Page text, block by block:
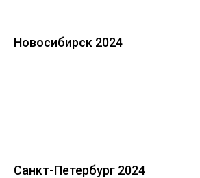
Новосибирск 2024
Санкт-Петербург 2024